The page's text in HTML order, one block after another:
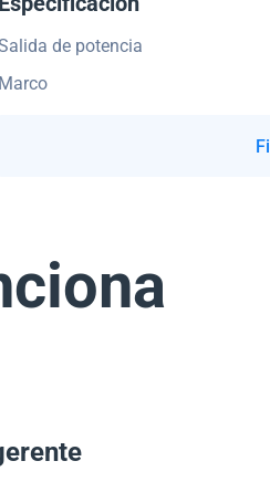
de potencia
Marco